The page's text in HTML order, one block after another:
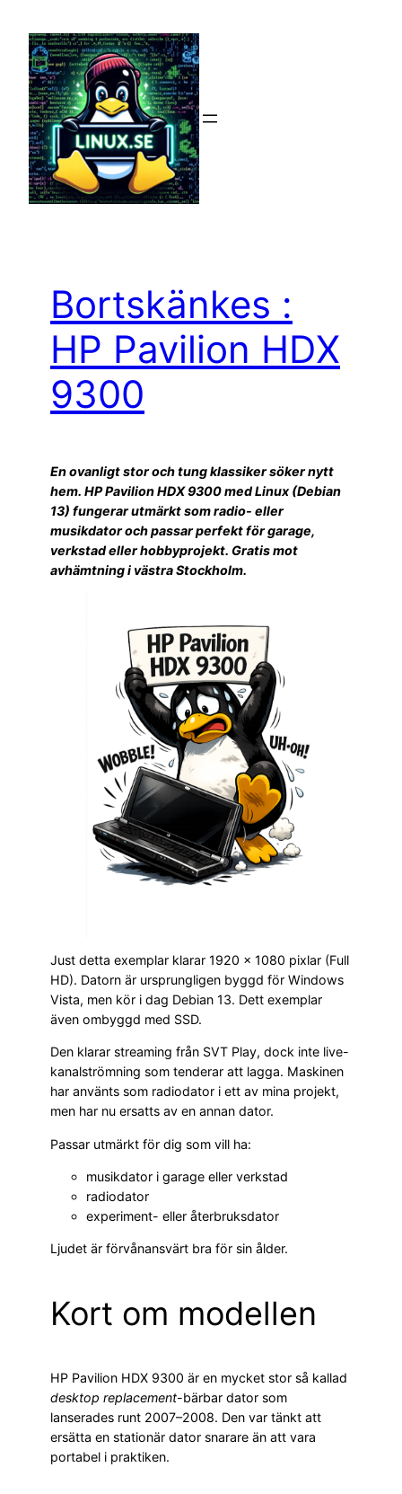
innehåll
Bortskänkes :
HP Pavilion HDX
9300
En ovanligt stor och tung klassiker söker nytt
hem. HP Pavilion HDX 9300 med Linux (Debian
13) fungerar utmärkt som radio- eller
musikdator och passar perfekt för garage,
verkstad eller hobbyprojekt. Gratis mot
avhämtning i västra Stockholm.
Just detta exemplar klarar 1920 × 1080 pixlar (Full
HD). Datorn är ursprungligen byggd för Windows
Vista, men kör i dag Debian 13. Dett exemplar
även ombyggd med SSD.
Den klarar streaming från SVT Play, dock inte live-
kanalströmning som tenderar att lagga. Maskinen
har använts som radiodator i ett av mina projekt,
men har nu ersatts av en annan dator.
Passar utmärkt för dig som vill ha:
musikdator i garage eller verkstad
radiodator
experiment- eller återbruksdator
Ljudet är förvånansvärt bra för sin ålder.
Kort om modellen
HP Pavilion HDX 9300 är en mycket stor så kallad
desktop replacement-bärbar dator som
lanserades runt 2007–2008. Den var tänkt att
ersätta en stationär dator snarare än att vara
portabel i praktiken.